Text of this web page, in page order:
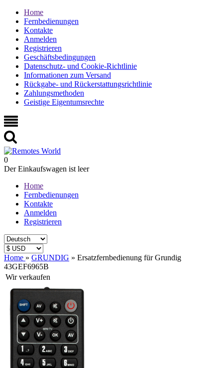
Home
Fernbedienungen
Kontakte
Anmelden
Registrieren
Geschäftsbedingungen
Datenschutz- und Cookie-Richtlinie
Informationen zum Versand
Rückgabe- und Rückerstattungsrichtlinie
Zahlungsmethoden
Geistige Eigentumsrechte
0
Der Einkaufswagen ist leer
Home
Fernbedienungen
Kontakte
Anmelden
Registrieren
Home » GRUNDIG » Ersatzfernbedienung für Grundig
43GEF6965B
Wir verkaufen